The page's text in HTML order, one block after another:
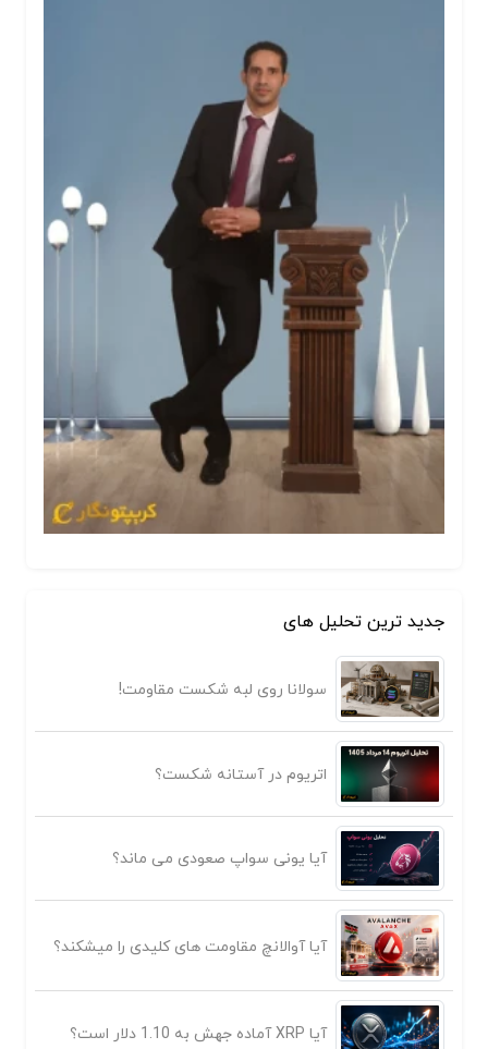
جدید ترین تحلیل های
سولانا روی لبه شکست مقاومت!
اتریوم در آستانه شکست؟
آیا یونی سواپ صعودی می ماند؟
آیا آوالانچ مقاومت های کلیدی را میشکند؟
آیا XRP آماده جهش به 1.10 دلار است؟